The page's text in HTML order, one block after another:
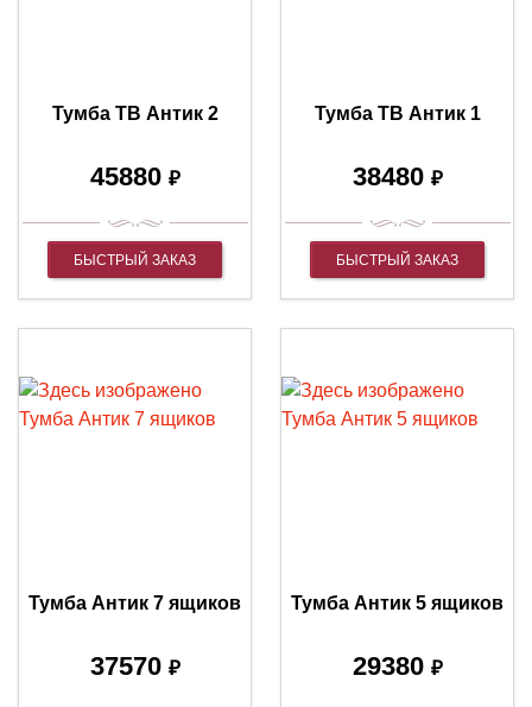
Тумба ТВ Антик 2
45880 ₽
БЫСТРЫЙ ЗАКАЗ
Тумба ТВ Антик 1
38480 ₽
БЫСТРЫЙ ЗАКАЗ
Тумба Антик 7 ящиков
37570 ₽
Тумба Антик 5 ящиков
29380 ₽